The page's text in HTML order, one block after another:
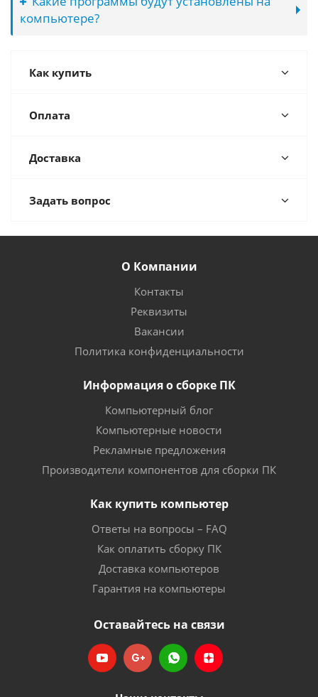
компьютере?
Как купить
Оплата
Доставка
Задать вопрос
О Компании
Контакты
Реквизиты
Вакансии
Политика конфиденциальности
Информация о сборке ПК
Компьютерный блог
Компьютерные новости
Рекламные предложения
Производители компонентов для сборки ПК
Как купить компьютер
Ответы на вопросы – FAQ
Как оплатить сборку ПК
Доставка компьютеров
Гарантия на компьютеры
Оставайтесь на связи